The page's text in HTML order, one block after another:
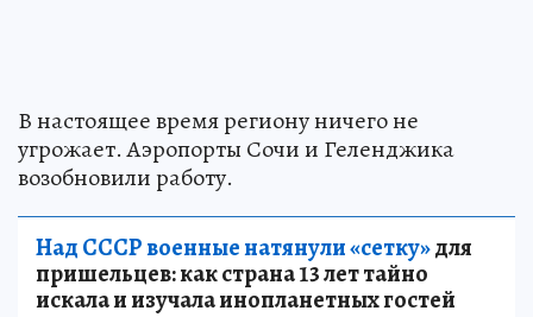
В настоящее время региону ничего не
угрожает. Аэропорты Сочи и Геленджика
возобновили работу.
Над СССР военные натянули «сетку»для
пришельцев: как страна 13 лет тайно
искала и изучала инопланетных гостей